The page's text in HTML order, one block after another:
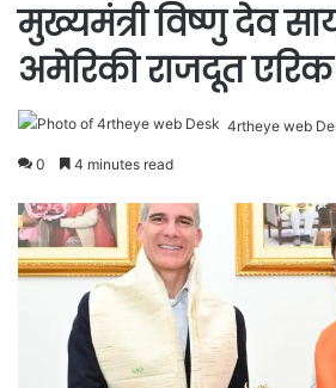
मुख्यमंत्री विष्णु देव
अमेरिकी राजदूत एरिक
4rtheye web
0 4 minutes read